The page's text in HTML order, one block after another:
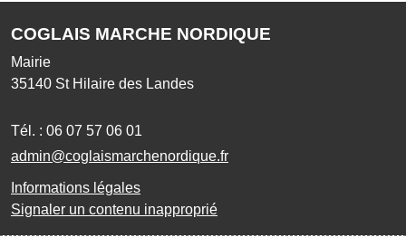
COGLAIS MARCHE NORDIQUE
Mairie
35140 St Hilaire des Landes
Tél. : 06 07 57 06 01
admin@coglaismarchenordique.fr
Informations légales
Signaler un contenu inapproprié